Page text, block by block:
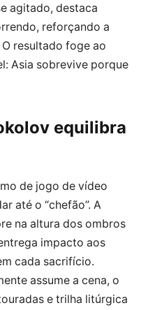
agitado, destaca
reforçando a
resultado foge ao
Asia sobrevive porque
equilibra
de jogo de vídeo
até o “chefão”. A
na altura dos ombros
impacto aos
cada sacrifício.
assume a cena, o
e trilha litúrgica